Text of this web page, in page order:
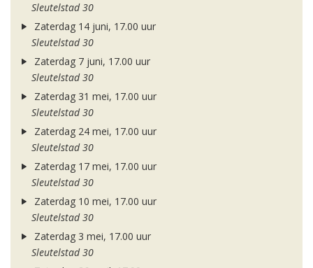
Sleutelstad 30
Zaterdag 14 juni, 17.00 uur
Sleutelstad 30
Zaterdag 7 juni, 17.00 uur
Sleutelstad 30
Zaterdag 31 mei, 17.00 uur
Sleutelstad 30
Zaterdag 24 mei, 17.00 uur
Sleutelstad 30
Zaterdag 17 mei, 17.00 uur
Sleutelstad 30
Zaterdag 10 mei, 17.00 uur
Sleutelstad 30
Zaterdag 3 mei, 17.00 uur
Sleutelstad 30